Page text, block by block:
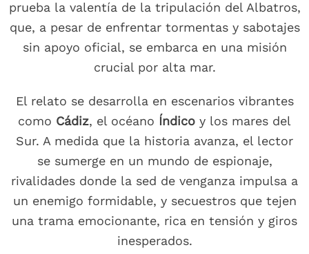
prueba la valentía de la tripulación del Albatros,
que, a pesar de enfrentar tormentas y sabotajes
sin apoyo oficial, se embarca en una misión
crucial por alta mar.
El relato se desarrolla en escenarios vibrantes
como Cádiz, el océano Índico y los mares del
Sur. A medida que la historia avanza, el lector
se sumerge en un mundo de espionaje,
rivalidades donde la sed de venganza impulsa a
un enemigo formidable, y secuestros que tejen
una trama emocionante, rica en tensión y giros
inesperados.